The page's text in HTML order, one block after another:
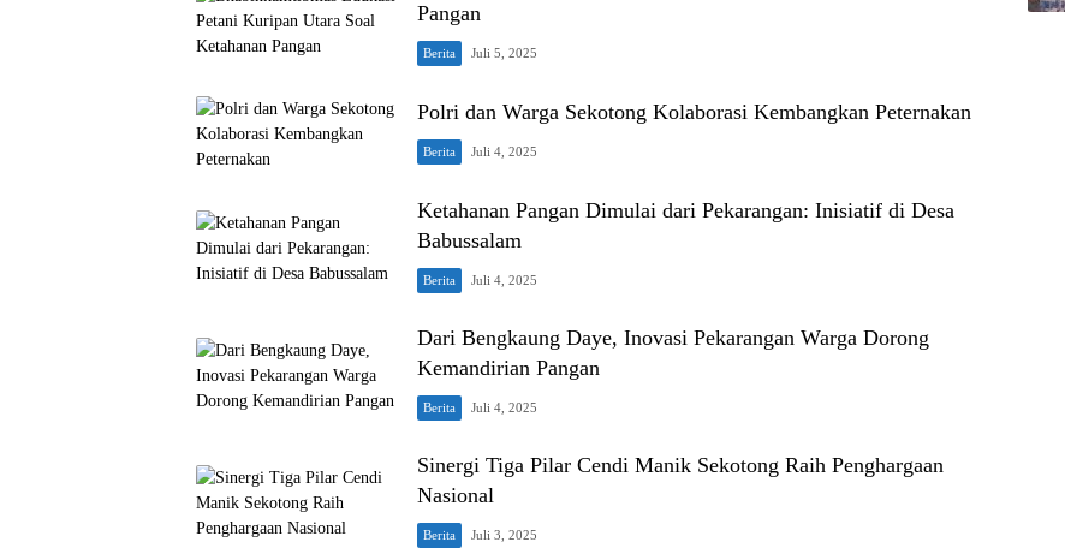
Pangan
Berita Juli 5, 2025
Polri dan Warga Sekotong Kolaborasi Kembangkan Peternakan
Berita Juli 4, 2025
Ketahanan Pangan Dimulai dari Pekarangan: Inisiatif di Desa
Babussalam
Berita Juli 4, 2025
Dari Bengkaung Daye, Inovasi Pekarangan Warga Dorong
Kemandirian Pangan
Berita Juli 4, 2025
Sinergi Tiga Pilar Cendi Manik Sekotong Raih Penghargaan
Nasional
Berita Juli 3, 2025